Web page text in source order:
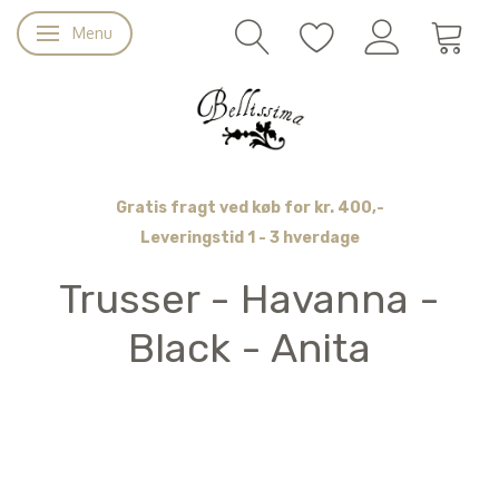
Skifte navigation
Menu
Gratis fragt ved køb for kr. 400,-
Leveringstid 1 - 3 hverdage
Trusser - Havanna -
Black - Anita